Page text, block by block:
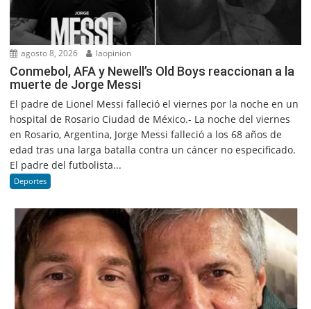
agosto 8, 2026 laopinion
Conmebol, AFA y Newell’s Old Boys reaccionan a la
muerte de Jorge Messi
El padre de Lionel Messi falleció el viernes por la noche en un
hospital de Rosario Ciudad de México.- La noche del viernes
en Rosario, Argentina, Jorge Messi falleció a los 68 años de
edad tras una larga batalla contra un cáncer no especificado.
El padre del futbolista...
Deportes